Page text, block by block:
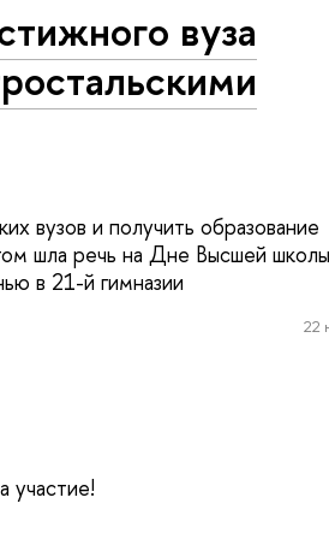
вуза
вузов и получить образование
шла речь на Дне Высшей школы
в 21-й гимназии
22
участие!